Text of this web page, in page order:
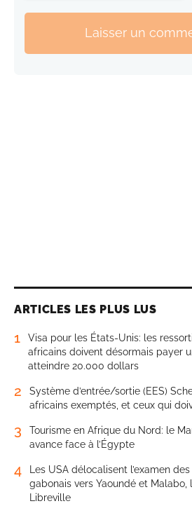
Laisser un
ARTICLES LES PLUS LUS
1
Visa pour les États-Unis: les
africains doivent désormais payer
atteindre 20.000 dollars
2
Système d’entrée/sortie (EES)
africains exemptés, et ceux qui
3
Tourisme en Afrique du Nord: le
avance face à l’Égypte
4
Les USA délocalisent l’examen
gabonais vers Yaoundé et Malabo,
Libreville